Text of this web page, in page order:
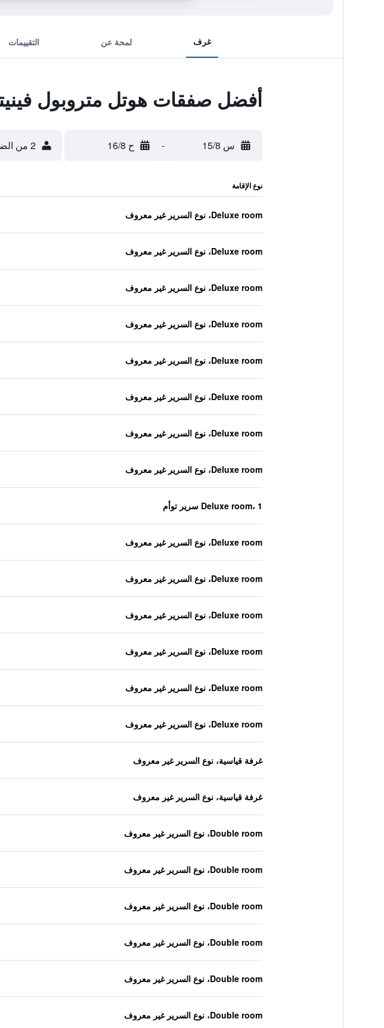
غرف لمحة عن التقييمات
أفضل صفقات هوتل متروبول
س 15/8 - ح 16/8 2 من الضيوف، غرفة واحدة
نوع الإقامة
Deluxe room، نوع السرير غير معروف
Deluxe room، نوع السرير غير معروف
Deluxe room، نوع السرير غير معروف
Deluxe room، نوع السرير غير معروف
Deluxe room، نوع السرير غير معروف
Deluxe room، نوع السرير غير معروف
Deluxe room، نوع السرير غير معروف
Deluxe room، نوع السرير غير معروف
Deluxe room، 1 سرير توأم
Deluxe room، نوع السرير غير معروف
Deluxe room، نوع السرير غير معروف
Deluxe room، نوع السرير غير معروف
Deluxe room، نوع السرير غير معروف
Deluxe room، نوع السرير غير معروف
Deluxe room، نوع السرير غير معروف
غرفة قياسية، نوع السرير غير معروف
غرفة قياسية، نوع السرير غير معروف
Double room، نوع السرير غير معروف
Double room، نوع السرير غير معروف
Double room، نوع السرير غير معروف
Double room، نوع السرير غير معروف
Double room، نوع السرير غير معروف
Double room، نوع السرير غير معروف